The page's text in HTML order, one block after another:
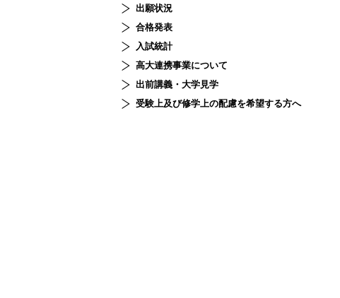
出願状況
合格発表
入試統計
高大連携事業について
出前講義・大学見学
受験上及び修学上の配慮を希望する方へ